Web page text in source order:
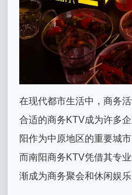
在现代都市生活中，商务
合适的商务KTV成为许多
阳作为中原地区的重要城
而南阳商务KTV凭借其专
渐成为商务聚会和休闲娱乐